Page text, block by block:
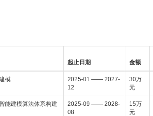
起止日期 金额
模
2025-01 —— 2027-
12
30万
元
能建模算法体系构建
2025-09 —— 2028-
08
15万
元